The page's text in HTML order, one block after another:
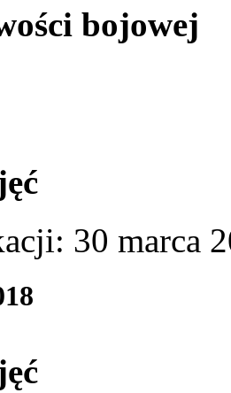
bojowej
30 marca